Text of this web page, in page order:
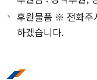
후원물품 ※ 전화주
하겠습니다.